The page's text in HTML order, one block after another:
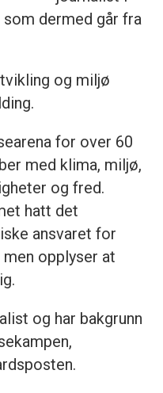
som dermed går fra
og miljø
for over 60
med klima, miljø,
og fred.
hatt det
ansvaret for
opplyser at
og har bakgrunn